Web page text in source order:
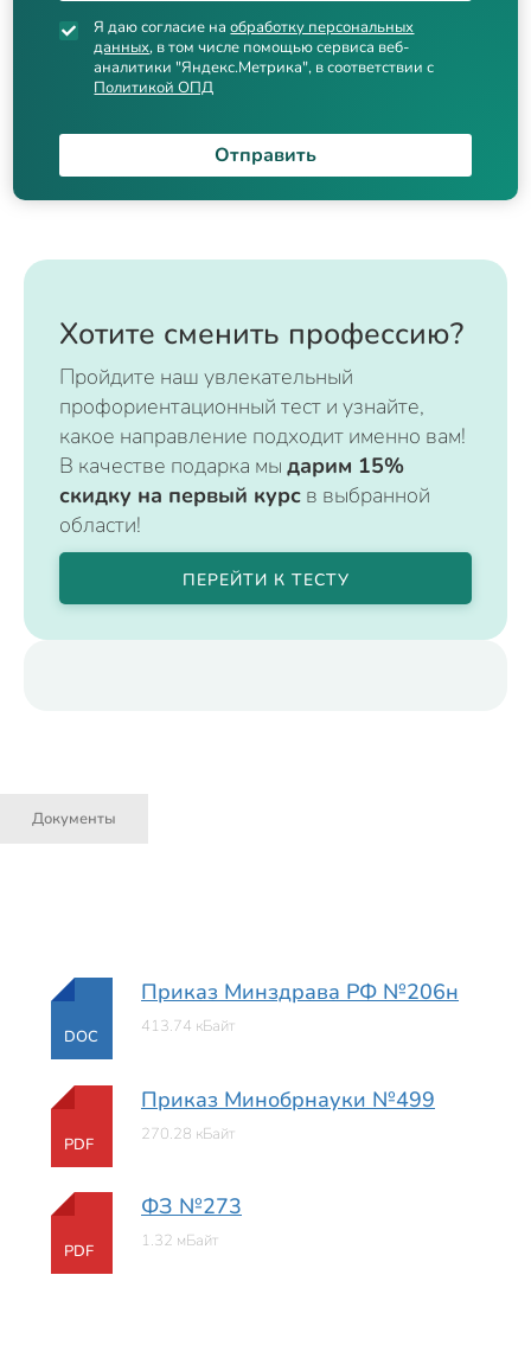
Я даю согласие наобработку персональных
данных, в том числе помощью сервиса веб-
аналитики "Яндекс.Метрика", в соответствии с
Политикой ОПД
Отправить
Хотите сменить профессию?
Пройдите наш увлекательный
профориентационный тест и узнайте,
какое направление подходит именно вам!
В качестве подарка мы дарим 15%
скидку на первый курс в выбранной
области!
ПЕРЕЙТИ К ТЕСТУ
Документы
DOC
Приказ Минздрава РФ №206н
413.74 кБайт
PDF
Приказ Минобрнауки №499
270.28 кБайт
PDF
ФЗ №273
1.32 мБайт